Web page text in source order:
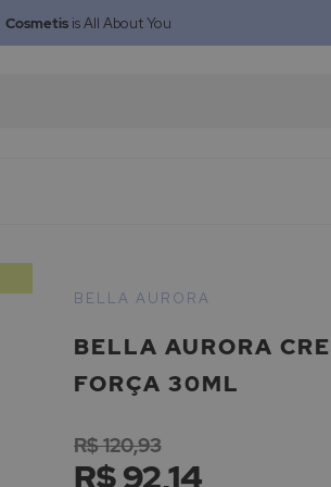
Cosmetisis All About You
BELLA AURORA
FORÇA 30ML
BELLA AURORA
R$ 92,14
R$ 120,93